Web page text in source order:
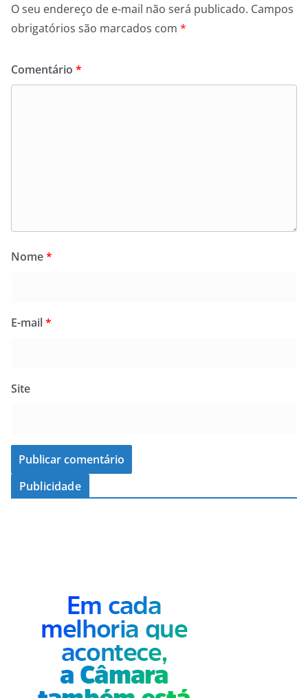
O seu endereço de e-mail não será publicado. Campos
obrigatórios são marcados com *
Comentário *
Nome*
E-mail*
Site
Publicidade